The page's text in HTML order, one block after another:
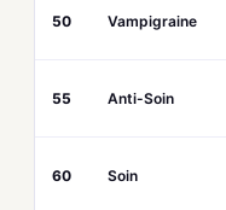
50 Vampigraine
55 Anti-Soin
60 Soin